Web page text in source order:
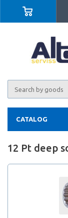
CATALOG
12 Pt deep